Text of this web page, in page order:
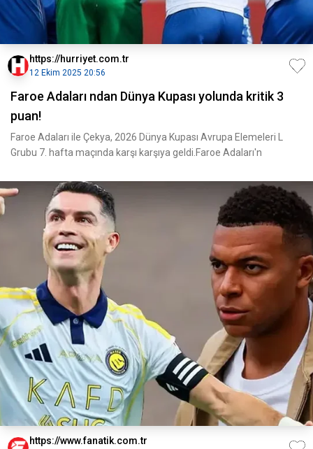
https://hurriyet.com.tr
12 Ekim 2025 20:56
Faroe Adaları ndan Dünya Kupası yolunda kritik 3
puan!
Faroe Adaları ile Çekya, 2026 Dünya Kupası Avrupa Elemeleri L
Grubu 7. hafta maçında karşı karşıya geldi.Faroe Adaları'n
https://www.fanatik.com.tr